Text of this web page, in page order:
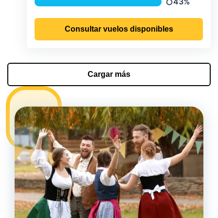
Precipitación
Consultar vuelos disponibles
Cargar más